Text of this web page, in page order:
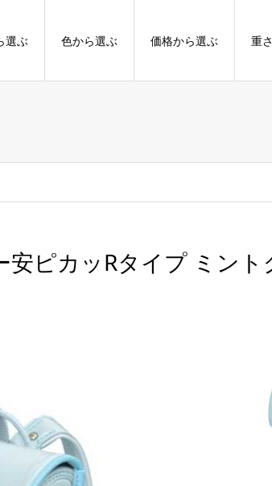
選ぶ 色から選ぶ 価格から選ぶ 重
ピカッRタイプ ミント